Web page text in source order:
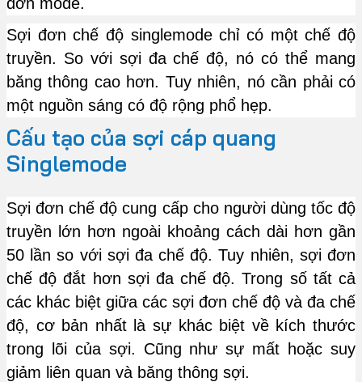
Sợi đơn chế độ singlemode chỉ có một chế độ
truyền. So với sợi đa chế độ, nó có thể mang
băng thông cao hơn. Tuy nhiên, nó cần phải có
một nguồn sáng có độ rộng phổ hẹp.
Cấu tạo của sợi cáp quang
Singlemode
Sợi đơn chế độ cung cấp cho người dùng tốc độ
truyền lớn hơn ngoài khoảng cách dài hơn gần
50 lần so với sợi đa chế độ. Tuy nhiên, sợi đơn
chế độ đắt hơn sợi đa chế độ. Trong số tất cả
các khác biệt giữa các sợi đơn chế độ và đa chế
độ, cơ bản nhất là sự khác biệt về kích thước
trong lõi của sợi. Cũng như sự mất hoặc suy
giảm liên quan và băng thông sợi.